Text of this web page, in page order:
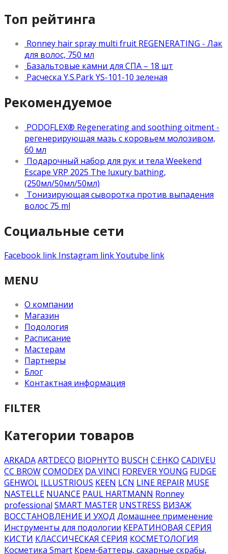
Топ рейтинга
Ronney hair spray multi fruit REGENERATING - Лак
для волос, 750 мл
Базальтовые камни для СПА – 18 шт
Расческа Y.S.Park YS-101-10 зеленая
Рекомендуемое
PODOFLEX® Regenerating and soothing oitment -
регенерирующая мазь с коровьем молозивом,
60 мл
Подарочный набор для рук и тела Weekend
Escape VRP 2025 The luxury bathing,
(250мл/50мл/50мл)
Тонизирующая сыворотка против выпадения
волос 75 ml
Социальные сети
Facebook link Instagram linkYoutube link
MENU
О компании
Магазин
Подология
Расписание
Мастерам
Партнеры
Блог
Контактная информация
FILTER
Категории товаров
ARKADAARTDECO BIOPHYTO BUSCH C:EHKO CADIVEU
CC BROWCOMODEX DA VINCI FOREVER YOUNG FUDGE
GEHWOL ILLUSTRIOUS KEEN LCN LINE REPAIR MUSE
NASTELLE NUANCE PAUL HARTMANN Ronney
professional SMART MASTER UNSTRESS ВИЗАЖ
ВОССТАНОВЛЕНИЕ И УХОД Домашнее применение
Инструменты для подологии КЕРАТИНОВАЯ СЕРИЯ
КИСТИ КЛАССИЧЕСКАЯ СЕРИЯ КОСМЕТОЛОГИЯ
Косметика Smart Крем-баттеры, сахарные скрабы,